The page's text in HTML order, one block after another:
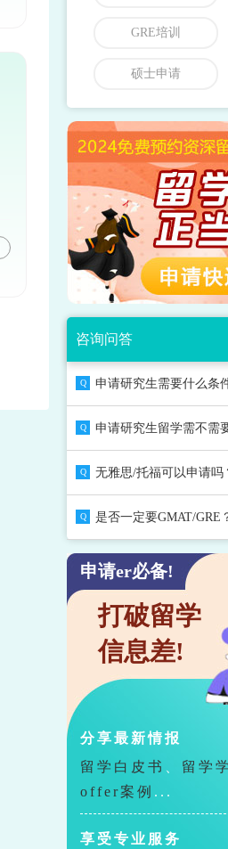
GRE培训
硕士申请
咨询问答
Q 申请研究生需要什么条
Q 申请研究生留学需不需
Q 无雅思/托福可以申请吗
Q 是否一定要GMAT/GRE
申请er必备!
打破留学
信息差!
分享最新情报
留学白皮书
留学
offer案例 ...
享受专业服务